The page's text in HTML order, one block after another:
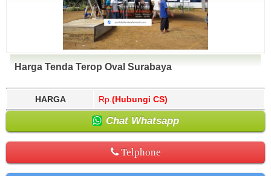
Harga Tenda Terop Oval Surabaya
HARGA Rp. (Hubungi CS)
Chat Whatsapp
Telphone